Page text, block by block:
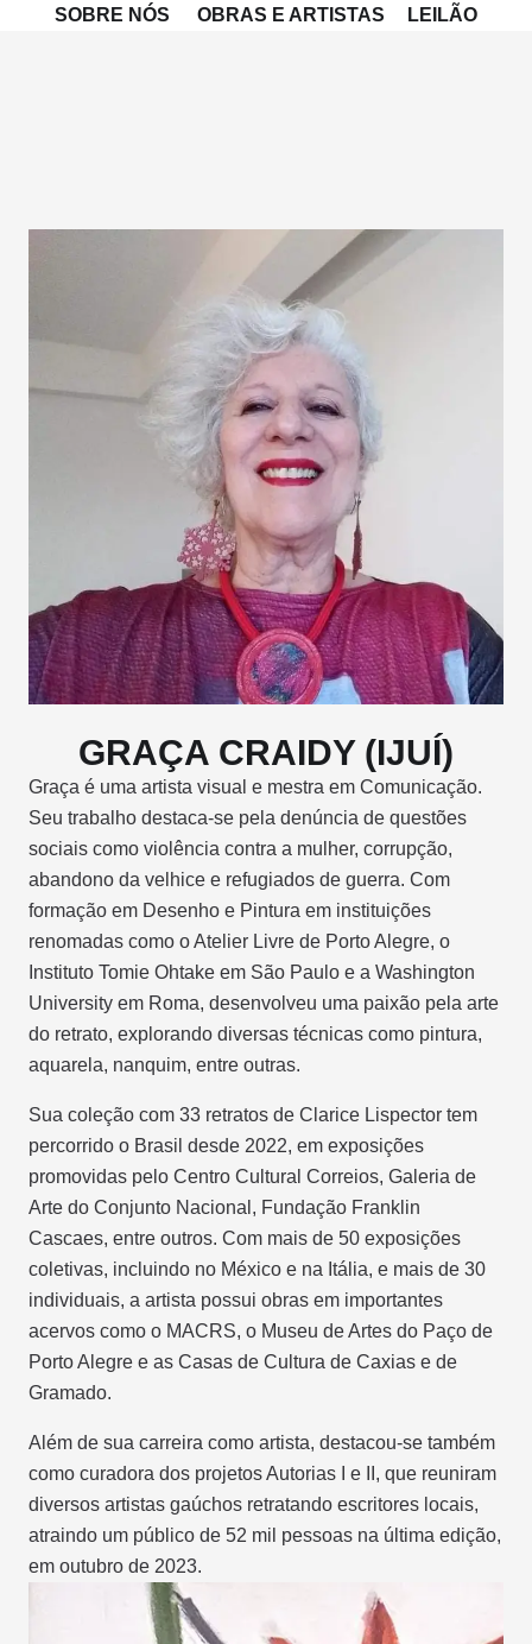
SOBRE NÓS OBRAS E ARTISTAS LEILÃO
GRAÇA CRAIDY (IJUÍ)
Graça é uma artista visual e mestra em Comunicação.
Seu trabalho destaca-se pela denúncia de questões
sociais como violência contra a mulher, corrupção,
abandono da velhice e refugiados de guerra. Com
formação em Desenho e Pintura em instituições
renomadas como o Atelier Livre de Porto Alegre, o
Instituto Tomie Ohtake em São Paulo e a Washington
University em Roma, desenvolveu uma paixão pela arte
do retrato, explorando diversas técnicas como pintura,
aquarela, nanquim, entre outras.
Sua coleção com 33 retratos de Clarice Lispector tem
percorrido o Brasil desde 2022, em exposições
promovidas pelo Centro Cultural Correios, Galeria de
Arte do Conjunto Nacional, Fundação Franklin
Cascaes, entre outros. Com mais de 50 exposições
coletivas, incluindo no México e na Itália, e mais de 30
individuais, a artista possui obras em importantes
acervos como o MACRS, o Museu de Artes do Paço de
Porto Alegre e as Casas de Cultura de Caxias e de
Gramado.
Além de sua carreira como artista, destacou-se também
como curadora dos projetos Autorias I e II, que reuniram
diversos artistas gaúchos retratando escritores locais,
atraindo um público de 52 mil pessoas na última edição,
em outubro de 2023.